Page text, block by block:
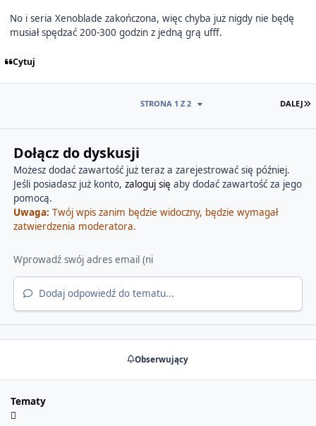
No i seria Xenoblade zakończona, więc chyba już nigdy nie będę
musiał spędzać 200-300 godzin z jedną grą ufff.
Cytuj
DALEJ
STRONA 1 Z 2
Dołącz do dyskusji
Możesz dodać zawartość już teraz a zarejestrować się później.
Jeśli posiadasz już konto, zaloguj się aby dodać zawartość za jego
pomocą.
Uwaga: Twój wpis zanim będzie widoczny, będzie wymagał
zatwierdzenia moderatora.
Dodaj odpowiedź do tematu...
Obserwujący
Tematy